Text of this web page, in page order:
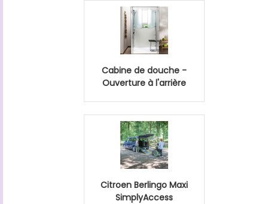
Cabine de douche -
Ouverture à l'arrière
Citroen Berlingo Maxi
SimplyAccess